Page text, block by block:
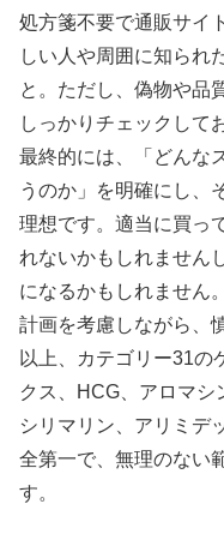
処方箋不要で通販サイ
しい人や周囲に知られ
と。ただし、偽物や品
しっかりチェックして
最終的には、「どんな
うのか」を明確にし、
理想です。適当に買っ
れないかもしれません
になるかもしれません
計画を考慮しながら、
以上、カテゴリー31の
クス、HCG、アロマシ
シリマリン、アリミデ
全第一で、無理のない
す。